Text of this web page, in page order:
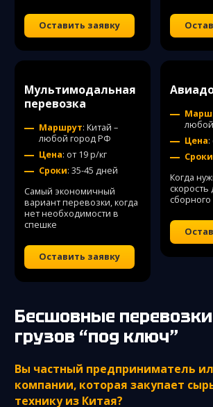
Оставить заявку
Мультимодальная
перевозка
Маршрут: Китай –
любой город РФ
Цена: от 19 р/кг
Сроки: 35-45 дней
Самый экономичный
вариант перевозки, когда
нет необходимости в
спешке
Оставить заявку
Цена:
Сроки
Когда
скорость
сборного
Бесшовные перевозки сборных
грузов “под ключ”
Вы частный предприниматель
компании, которая закупает
технику из Китая?